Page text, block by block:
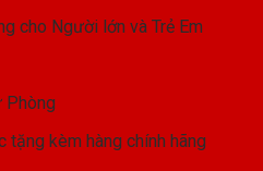
cho Người lớn và Trẻ Em
Phòng
kèm hàng chính hãng